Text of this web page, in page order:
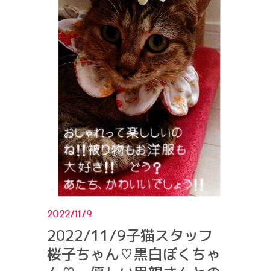
2022/11/9
2022/11/9子猫スタッフ
桜子ちゃん♡黒白ぼくちゃ